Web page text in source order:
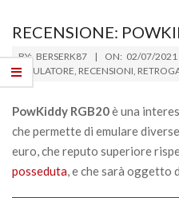
RECENSIONE:
2021-
07-
02
BY: BERSERK87 ON: 02/07/2021
EMULATORE RECENSIONI
PowKiddy RGB20è una
che permette di emulare
euro, che reputo superiore
posseduta, e che sarà oggetto